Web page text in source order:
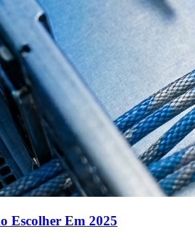
Escolher Em 2025